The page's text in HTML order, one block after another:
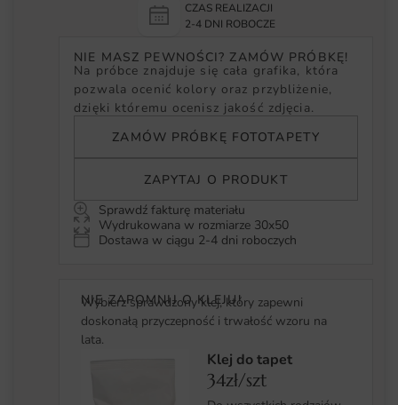
CZAS REALIZACJI
2-4 DNI ROBOCZE
NIE MASZ PEWNOŚCI? ZAMÓW PRÓBKĘ!
Na próbce znajduje się cała grafika, która
pozwala ocenić kolory oraz przybliżenie,
dzięki któremu ocenisz jakość zdjęcia.
ZAMÓW PRÓBKĘ FOTOTAPETY
ZAPYTAJ O PRODUKT
Sprawdź fakturę materiału
Wydrukowana w rozmiarze 30x50
Dostawa w ciągu 2-4 dni roboczych
NIE ZAPOMNIJ O KLEJU!
Wybierz sprawdzony klej, który zapewni
doskonałą przyczepność i trwałość wzoru na
lata.
Klej do tapet
34zł/szt